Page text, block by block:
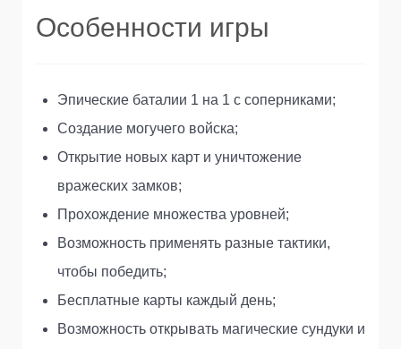
Особенности игры
Эпические баталии 1 на 1 с соперниками;
Создание могучего войска;
Открытие новых карт и уничтожение
вражеских замков;
Прохождение множества уровней;
Возможность применять разные тактики,
чтобы победить;
Бесплатные карты каждый день;
Возможность открывать магические сундуки и